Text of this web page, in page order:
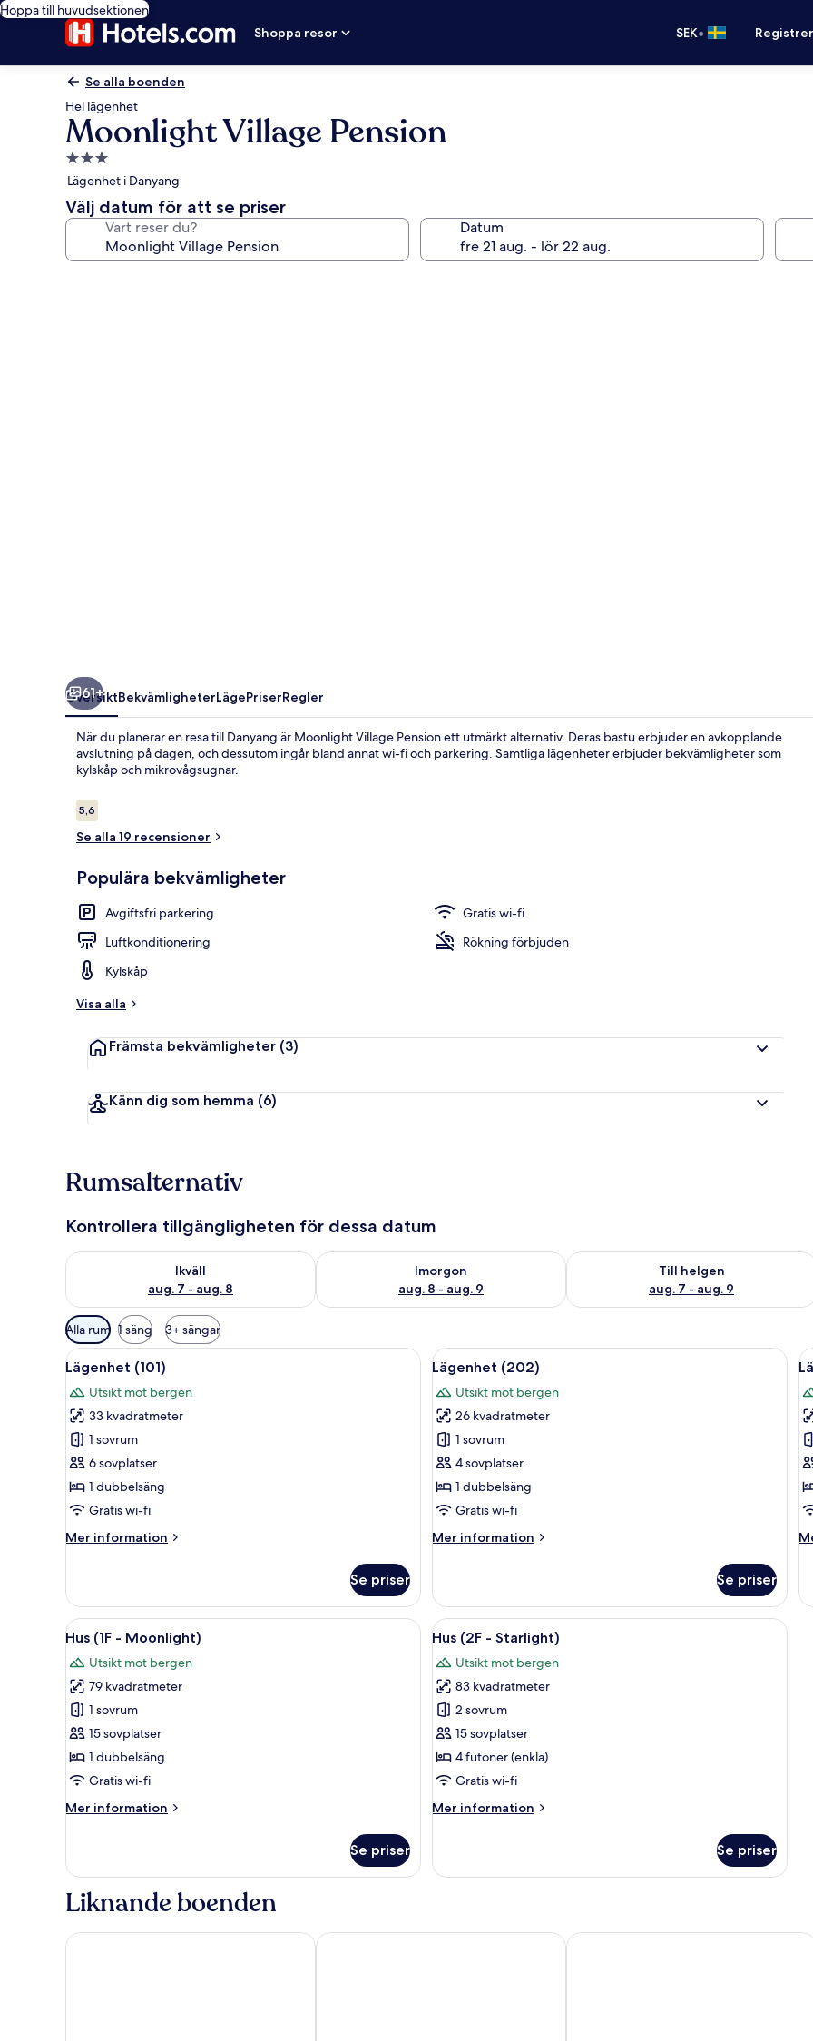
Hoppa till huvudsektionen
Shoppa resor
SEK•
Se alla boenden
Hel lägenhet
Moonlight Village Pension
3.0-
stjärnigt
boende
Lägenhet i Danyang
Välj datum för att se priser
Vart reser du? Datum
61+
ÖversiktBekvämligheterLägePriserRegler
När du planerar en resa till Danyang är Moonlight Village Pension ett utmärkt alternativ. Deras bastu erbjuder en avkopplande
avslutning på dagen, och dessutom ingår bland annat wi-fi och parkering. Samtliga lägenheter erbjuder bekvämligheter som
kylskåp och mikrovågsugnar.
Recensioner
5,65,6 av 10,
Se alla 19 recensioner
Populära bekvämligheter
Avgiftsfri parkering
Gratis wi-fi
Luftkonditionering
Rökning förbjuden
Kylskåp
Visa alla
Främsta bekvämligheter (3)
Känn dig som hemma (6)
Rumsalternativ
Kontrollera tillgängligheten för dessa datum
Ikväll
aug. 7 - aug. 8
Kontrollera tillgängligheten för ikväll aug. 7 - aug. 8
Imorgon
aug. 8 - aug. 9
Kontrollera tillgängligheten för imorgon aug. 8 - aug. 9
Till helgen
aug. 7 - aug. 9
Kontrollera tillgängligheten för den
Tillgängliga
filter
för
rum
Alla rum 1 säng 3+ sängar
Öppna
alla
foton
för
Lägenhet
(101)
Ett sovrum med en säng, gardiner och utsikt över omgivningen.
11
Lägenhet (101)
Utsikt mot bergen
33 kvadratmeter
1 sovrum
6 sovplatser
1 dubbelsäng
Gratis wi-fi
Mer information
Mer
(101)
Se priser
Öppna
alla
foton
för
Lägenhet
(202)
7
Lägenhet (202)
Utsikt mot bergen
26 kvadratmeter
1 sovrum
4 sovplatser
1 dubbelsäng
Gratis wi-fi
Mer information
Mer
(202)
Se priser
Öppna
alla
foton
för
Hus
(1F
-
Moonlight)
Ett modernt kök med en stor köksö, barstolar och utsikt över ett skogsområde genom de skjutbara
12
Hus (1F - Moonlight)
Utsikt mot bergen
79 kvadratmeter
1 sovrum
15 sovplatser
1 dubbelsäng
Gratis wi-fi
Mer information
Mer
(1F
Moonlight)
Se priser
Öppna
alla
foton
för
Hus
(2F
-
Starlight)
Ett rum med en stor skjutdörr i glas
9
Hus (2F - Starlight)
Utsikt mot bergen
83 kvadratmeter
2 sovrum
15 sovplatser
4 futoner (enkla)
Gratis wi-fi
Mer information
Mer
(2F
Se priser
Liknande boenden
Sono Belle Danyang Danyang Tourist Hotel Edelweiss Cheongpung Resort